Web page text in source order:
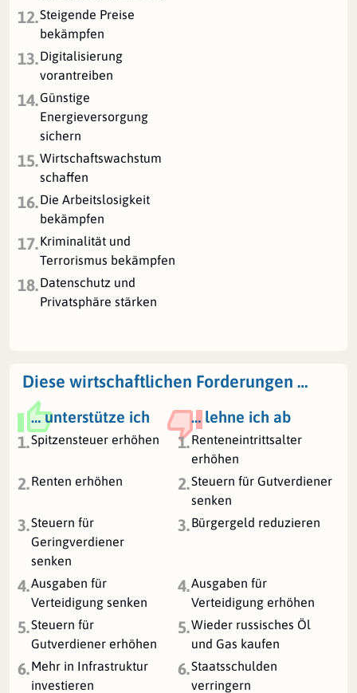
12.Steigende Preise
bekämpfen
13.Digitalisierung
vorantreiben
14.Günstige
Energieversorgung
sichern
15.Wirtschaftswachstum
schaffen
16.Die Arbeitslosigkeit
bekämpfen
17.Kriminalität und
Terrorismus bekämpfen
18.Datenschutz und
Privatsphäre stärken
Diese wirtschaftlichen Forderungen …
… unterstütze ich
… lehne ich ab
1.Spitzensteuer erhöhen 1.Renteneintrittsalter
erhöhen
2.Renten erhöhen 2.Steuern für Gutverdiener
senken
3.Steuern für
Geringverdiener
senken
3.Bürgergeld reduzieren
4.Ausgaben für
Verteidigung senken
4.Ausgaben für
Verteidigung erhöhen
5.Steuern für
Gutverdiener erhöhen
5.Wieder russisches Öl
und Gas kaufen
6.Mehr in Infrastruktur
investieren
6.Staatsschulden
verringern